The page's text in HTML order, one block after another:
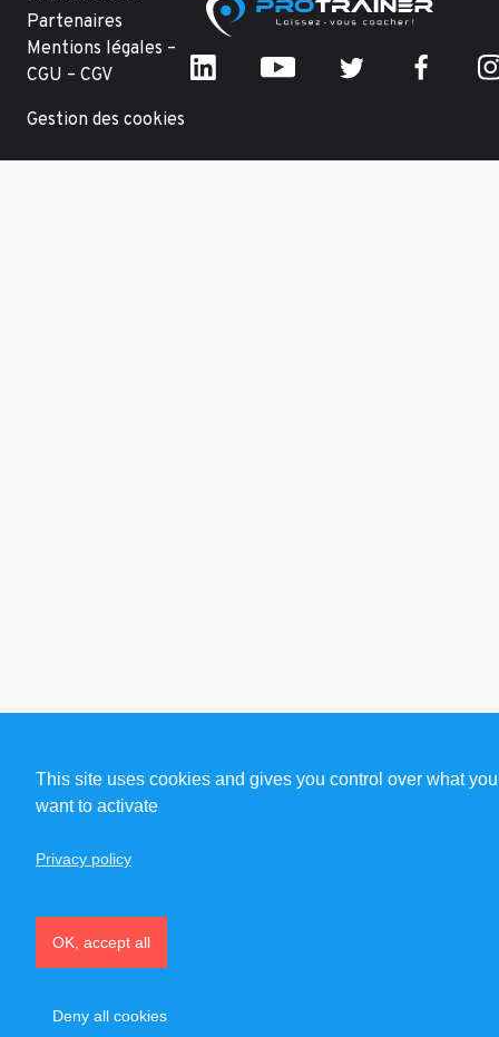
Partenaires
Mentions légales –
CGU – CGV
Gestion des cookies
This site uses cookies and gives you control over what you
want to activate
OK, accept all
Deny all cookies
Privacy policy